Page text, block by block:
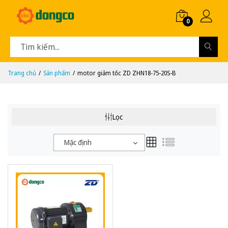
0
Trang chủ Sản phẩm motor giảm tốc ZD ZHN18-75-20S-B
Lọc
Mặc định